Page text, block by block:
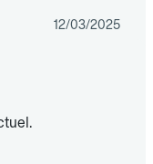
12/03/2025